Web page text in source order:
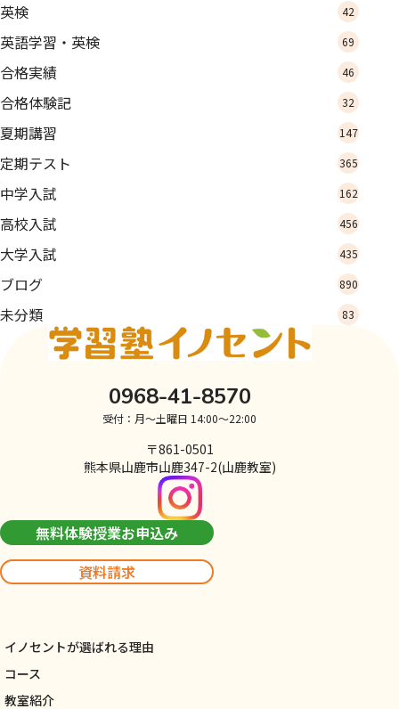
英検 42
英語学習・英検 69
合格実績 46
合格体験記 32
夏期講習 147
定期テスト 365
中学入試 162
高校入試 456
大学入試 435
ブログ 890
未分類 83
0968-41-8570
受付：月～土曜日 14:00～22:00
〒861-0501
熊本県山鹿市山鹿347-2(山鹿教室)
無料体験授業お申込み
資料請求
イノセントが選ばれる理由
コース
教室紹介